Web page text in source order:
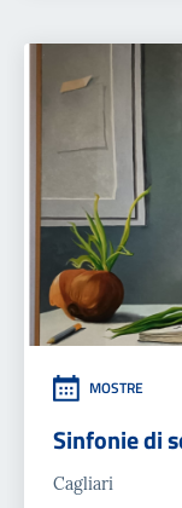
MOSTRE
Sinfonie di
Cagliari